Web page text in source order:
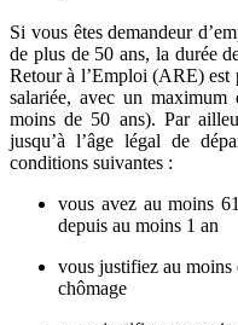
Si vous êtes demandeur
de plus de 50 ans, la durée
Retour à l’Emploi (ARE) est
salariée, avec un
moins de 50 ans). Par
jusqu’à l’âge légal de
conditions suivantes :
vous avez au moins
depuis au moins 1 an
vous justifiez au moins
chômage